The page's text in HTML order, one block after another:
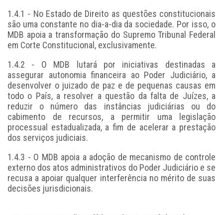
1.4.1 - No Estado de Direito as questões constitucionais
são uma constante no dia-a-dia da sociedade. Por isso, o
MDB apoia a transformação do Supremo Tribunal Federal
em Corte Constitucional, exclusivamente.
1.4.2 - O MDB lutará por iniciativas destinadas a
assegurar autonomia financeira ao Poder Judiciário, a
desenvolver o juizado de paz e de pequenas causas em
todo o País, a resolver a questão da falta de Juízes, a
reduzir o número das instâncias judiciárias ou do
cabimento de recursos, a permitir uma legislação
processual estadualizada, a fim de acelerar a prestação
dos serviços judiciais.
1.4.3 - O MDB apoia a adoção de mecanismo de controle
externo dos atos administrativos do Poder Judiciário e se
recusa a apoiar qualquer interferência no mérito de suas
decisões jurisdicionais.